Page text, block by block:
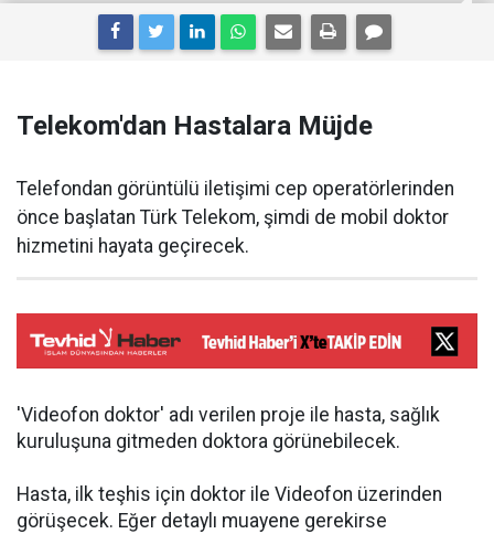
Telekom'dan Hastalara Müjde
Telefondan görüntülü iletişimi cep operatörlerinden
önce başlatan Türk Telekom, şimdi de mobil doktor
hizmetini hayata geçirecek.
'Videofon doktor' adı verilen proje ile hasta, sağlık
kuruluşuna gitmeden doktora görünebilecek.
Hasta, ilk teşhis için doktor ile Videofon üzerinden
görüşecek. Eğer detaylı muayene gerekirse